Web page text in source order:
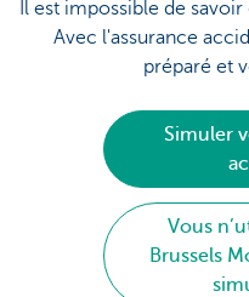
Il est impossible de
Avec l'assurance
préparé et
Simuler
Vous
Brussels